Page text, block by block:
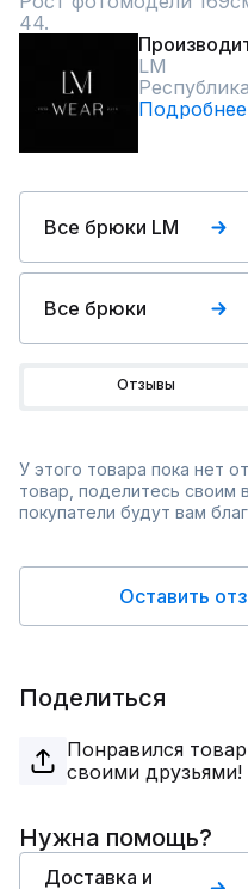
44.
LM
Подробнее
Все брюки LM
Все брюки
Отзывы
У этого товара пока нет
товар, поделитесь своим
покупатели будут вам
Оставить
Поделиться
Понравился
своими друзьями!
Нужна помощь?
Доставка и